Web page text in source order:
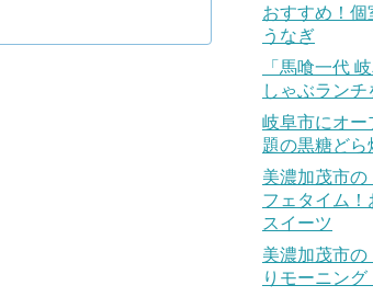
おすすめ！
うなぎ
「馬喰一代
しゃぶランチ
岐阜市にオー
題の黒糖どら
美濃加茂市の
フェタイム
スイーツ
美濃加茂市
りモーニング